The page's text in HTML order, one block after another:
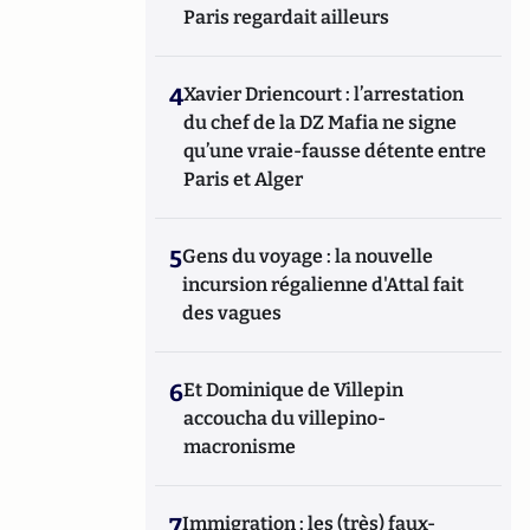
Paris regardait ailleurs
4Xavier Driencourt : l’arrestation
du chef de la DZ Mafia ne signe
qu’une vraie-fausse détente entre
Paris et Alger
5Gens du voyage : la nouvelle
incursion régalienne d'Attal fait
des vagues
6Et Dominique de Villepin
accoucha du villepino-
macronisme
Immigration : les (très) faux-